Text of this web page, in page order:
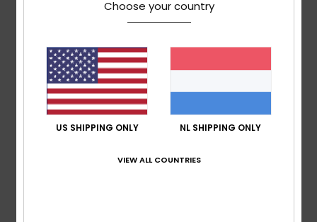
9. juli 2026
A lovely colour and very on-trend
Comfort: 5/5 Prijs-kwaliteitverhouding
Materiaal: 5/5 Kleur: 5/5
Ik raad dit product aan
5/5
Choose your country
US SHIPPING ONLY NL SHIPPING ONLY
VIEW ALL COUNTRIES